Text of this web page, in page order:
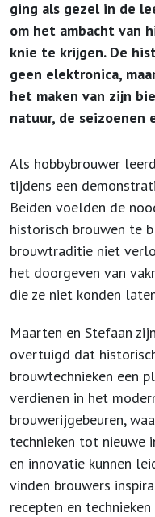
ging als gezel in de
om het ambacht van
knie te krijgen. De
geen elektronica,
het maken van zijn
natuur, de seizoenen
Als hobbybrouwer
tijdens een
Beiden voelden de
historisch brouwen te
brouwtraditie niet
het doorgeven van
die ze niet konden
Maarten en Stefaan
overtuigd dat
brouwtechnieken een
verdienen in het
brouwerijgebeuren,
technieken tot nieuwe
en innovatie kunnen
vinden brouwers
recepten en technieken